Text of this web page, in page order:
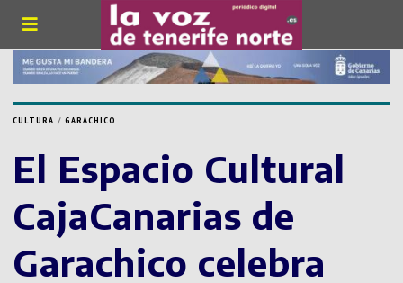
CULTURA / GARACHICO
El Espacio Cultural
CajaCanarias de
Garachico celebra